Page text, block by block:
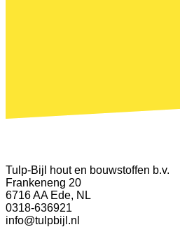
Tulp-Bijl hout en bouwstoffen b.v.
Frankeneng 20
6716 AA Ede, NL
0318-636921
info@tulpbijl.nl